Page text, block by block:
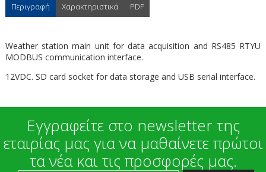
Περιγραφή Χαρακτηριστικά PDF
Weather station main unit for data acquisition and RS485 RTYU
MODBUS communication interface.
12VDC. SD card socket for data storage and USB serial interface.
Εγγραφείτε στο newsletter της
εταιρίας μας για να μαθαίνετε πρώτοι
τα νέα και τις προσφορές μας.